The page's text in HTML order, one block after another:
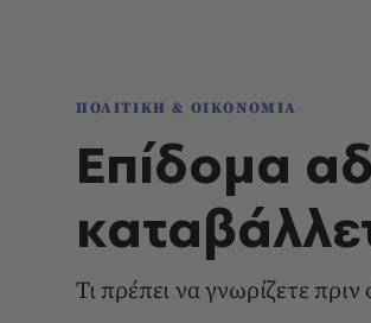
ΠΟΛΙΤΙΚΗ & ΟΙΚΟΝΟΜΙΑ
Επίδομα
Τι πρέπει να γνωρίζετε πριν